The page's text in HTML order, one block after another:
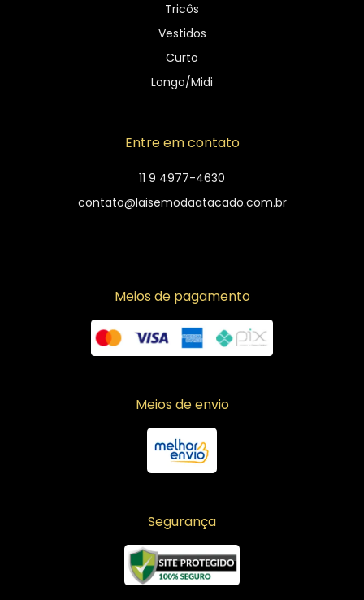
Tricôs
Vestidos
Curto
Longo/Midi
Entre em contato
11 9 4977-4630
contato@laisemodaatacado.com.br
Meios de pagamento
Meios de envio
Segurança